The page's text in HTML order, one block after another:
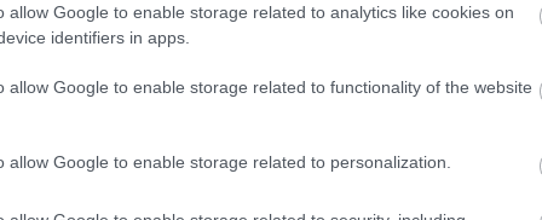
allow Google to enable storage related to analytics like cookies on
identifiers in apps.
allow Google to enable storage related to functionality of the website
allow Google to enable storage related to personalization.
θα επιστρέψει στα «φυσικά της σύνορα».
θα επανενωθούν με την μητέρα πατρίδα»
ότι «
διεκδικήσεις και τολμηρά βήματα